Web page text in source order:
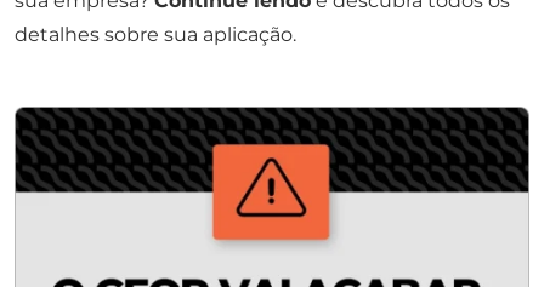
detalhes sobre sua aplicação.